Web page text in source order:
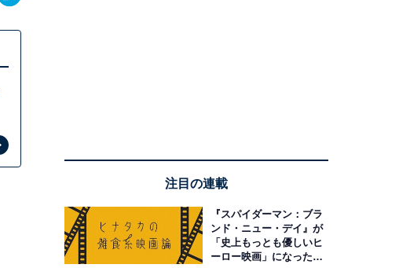
注目の連載
『スパイダーマン：ブラ
ンド・ニュー・デイ』が
「史上もっとも優しいヒ
ーロー映画」になった理